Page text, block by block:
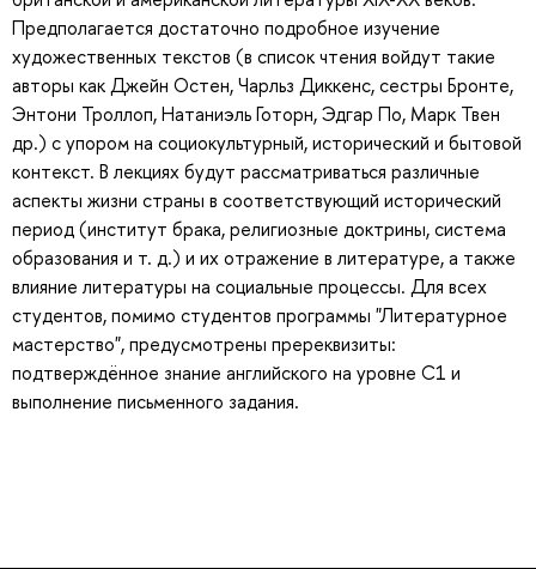
Предполагается достаточно подробное изучение
художественных текстов (в список чтения войдут такие
авторы как Джейн Остен, Чарльз Диккенс, сестры Бронте,
Энтони Троллоп, Натаниэль Готорн, Эдгар По, Марк Твен
др.) с упором на социокультурный, исторический и бытовой
контекст. В лекциях будут рассматриваться различные
аспекты жизни страны в соответствующий исторический
период (институт брака, религиозные доктрины, система
образования и т. д.) и их отражение в литературе, а также
влияние литературы на социальные процессы. Для всех
студентов, помимо студентов программы "Литературное
мастерство", предусмотрены пререквизиты:
подтверждённое знание английского на уровне C1 и
выполнение письменного задания.